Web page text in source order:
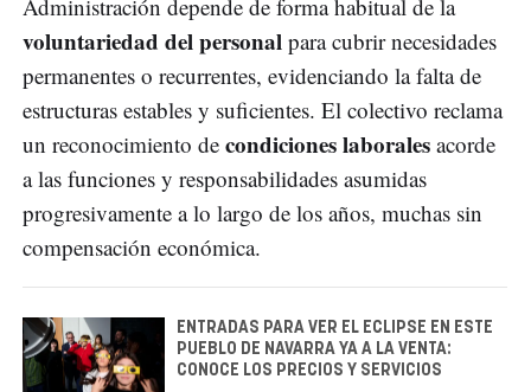
Administración depende de forma habitual de la
voluntariedad del personal para cubrir necesidades
permanentes o recurrentes, evidenciando la falta de
estructuras estables y suficientes. El colectivo reclama
un reconocimiento de condiciones laborales acorde
a las funciones y responsabilidades asumidas
progresivamente a lo largo de los años, muchas sin
compensación económica.
ENTRADAS PARA VER EL ECLIPSE EN ESTE
PUEBLO DE NAVARRA YA A LA VENTA:
CONOCE LOS PRECIOS Y SERVICIOS